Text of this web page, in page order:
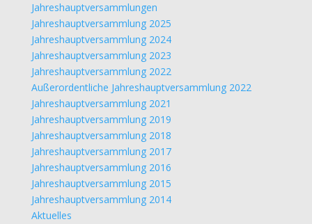
Jahreshauptversammlungen
Jahreshauptversammlung 2025
Jahreshauptversammlung 2024
Jahreshauptversammlung 2023
Jahreshauptversammlung 2022
Außerordentliche Jahreshauptversammlung 2022
Jahreshauptversammlung 2021
Jahreshauptversammlung 2019
Jahreshauptversammlung 2018
Jahreshauptversammlung 2017
Jahreshauptversammlung 2016
Jahreshauptversammlung 2015
Jahreshauptversammlung 2014
Aktuelles